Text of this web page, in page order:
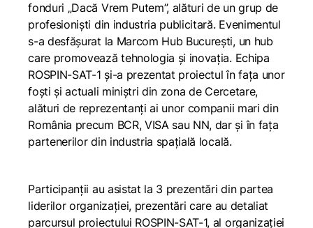
fonduri „Dacă Vrem Putem”, alături de un grup de
profesioniști din industria publicitară. Evenimentul
s-a desfășurat la Marcom Hub București, un hub
care promovează tehnologia și inovația. Echipa
ROSPIN-SAT-1 și-a prezentat proiectul în fața unor
foști și actuali miniștri din zona de Cercetare,
alături de reprezentanți ai unor companii mari din
România precum BCR, VISA sau NN, dar și în fața
partenerilor din industria spațială locală.
Participanții au asistat la 3 prezentări din partea
liderilor organizației, prezentări care au detaliat
parcursul proiectului ROSPIN-SAT-1, al organizației